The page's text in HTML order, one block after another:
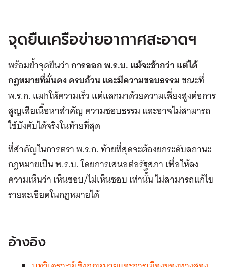
จุดยืนเครือข่ายอากาศสะอาดฯ
พร้อมย้ำจุดยืนว่าการออก พ.ร.บ. แม้จะช้ากว่า แต่ได้
กฎหมายที่มั่นคง ครบถ้วน และมีความชอบธรรมขณะที่
พ.ร.ก. แมhให้ความเร็ว แต่แลกมาด้วยความเสี่ยงสูงต่อการ
สูญเสียเนื้อหาสำคัญ ความชอบธรรม และอาจไม่สามารถ
ใช้บังคับได้จริงในท้ายที่สุด
ที่สำคัญในการตรา พ.ร.ก. ท้ายที่สุดจะต้องยกระดับสถานะ
กฎหมายเป็น พ.ร.บ. โดยการเสนอต่อรัฐสภา เพื่อให้ลง
ความเห็นว่า เห็นชอบ/ไม่เห็นชอบ เท่านั้น ไม่สามารถแก้ไข
รายละเอียดในกฎหมายได้
อ้างอิง